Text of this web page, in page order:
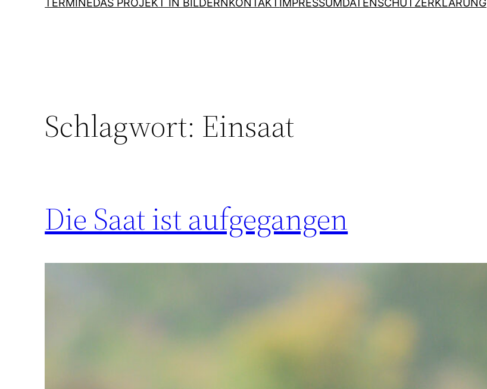
TERMINEDAS PROJEKT IN BILDERN KONTAKT IMPRESSUM DATENSCHUTZERKLÄRUNG
Schlagwort: Einsaat
Die Saat ist aufgegangen